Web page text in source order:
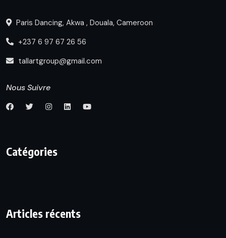
Paris Dancing, Akwa , Douala, Cameroon
+237 6 97 67 26 56
tallartgroup@gmail.com
Nous Suivre
Catégories
Articles récents